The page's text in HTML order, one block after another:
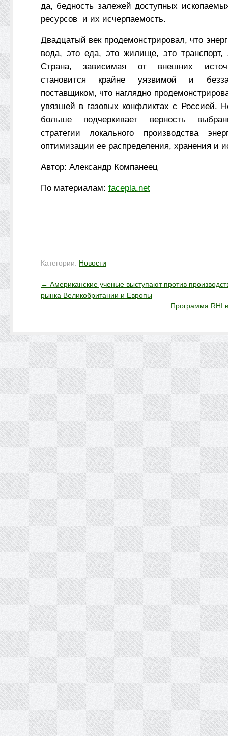
да, бедность залежей доступных
ресурсов и их исчерпаемость.
Двадцатый век продемонстрировал, что
вода, это еда, это жилище, это транспорт,
Страна, зависимая от внешних
становится крайне уязвимой и
поставщиком, что наглядно
увязшей в газовых конфликтах с Россией.
больше подчеркивает верность
стратегии локального производства
оптимизации ее распределения, хранения и
Автор: Александр Компанеец
По материалам: facepla.net
Категории: Новости
← Американские ученые выступают против
рынка Великобритании и Европы
Программа RHI